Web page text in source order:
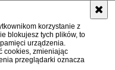
korzystanie z
blokujesz tych plików, to
urządzenia.
cookies, zmieniając
przeglądarki oznacza